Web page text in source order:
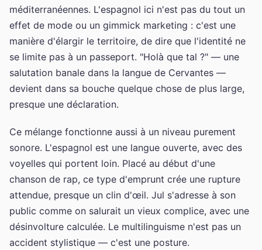
méditerranéennes. L'espagnol ici n'est pas du tout un
effet de mode ou un gimmick marketing : c'est une
manière d'élargir le territoire, de dire que l'identité ne
se limite pas à un passeport. "Holà que tal ?" — une
salutation banale dans la langue de Cervantes —
devient dans sa bouche quelque chose de plus large,
presque une déclaration.
Ce mélange fonctionne aussi à un niveau purement
sonore. L'espagnol est une langue ouverte, avec des
voyelles qui portent loin. Placé au début d'une
chanson de rap, ce type d'emprunt crée une rupture
attendue, presque un clin d'œil. Jul s'adresse à son
public comme on salurait un vieux complice, avec une
désinvolture calculée. Le multilinguisme n'est pas un
accident stylistique — c'est une posture.